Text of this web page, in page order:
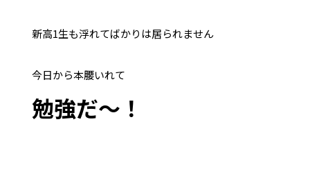
新高1生も浮れてばかりは居られません
今日から本腰いれて
勉強だ～！